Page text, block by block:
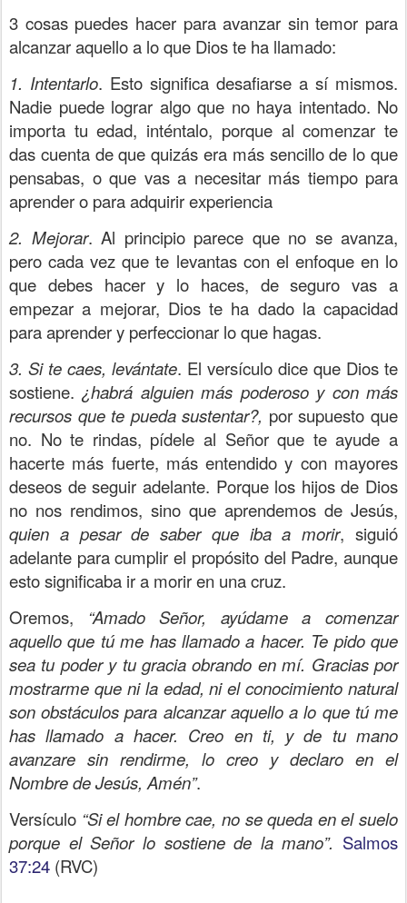
3 cosas puedes hacer para avanzar sin temor para
alcanzar aquello a lo que Dios te ha llamado:
1. Intentarlo. Esto significa desafiarse a sí mismos.
Nadie puede lograr algo que no haya intentado. No
importa tu edad, inténtalo, porque al comenzar te
das cuenta de que quizás era más sencillo de lo que
pensabas, o que vas a necesitar más tiempo para
aprender o para adquirir experiencia
2. Mejorar. Al principio parece que no se avanza,
pero cada vez que te levantas con el enfoque en lo
que debes hacer y lo haces, de seguro vas a
empezar a mejorar, Dios te ha dado la capacidad
para aprender y perfeccionar lo que hagas.
3. Si te caes, levántate. El versículo dice que Dios te
sostiene.¿habrá alguien más poderoso y con más
recursos que te pueda sustentar?, por supuesto que
no. No te rindas, pídele al Señor que te ayude a
hacerte más fuerte, más entendido y con mayores
deseos de seguir adelante. Porque los hijos de Dios
no nos rendimos, sino que aprendemos de Jesús,
quien a pesar de saber que iba a morir, siguió
adelante para cumplir el propósito del Padre, aunque
esto significaba ir a morir en una cruz.
Oremos, “Amado Señor, ayúdame a comenzar
aquello que tú me has llamado a hacer. Te pido que
sea tu poder y tu gracia obrando en mí. Gracias por
mostrarme que ni la edad, ni el conocimiento natural
son obstáculos para alcanzar aquello a lo que tú me
has llamado a hacer. Creo en ti, y de tu mano
avanzare sin rendirme, lo creo y declaro en el
Nombre de Jesús, Amén”.
Versículo “Si el hombre cae, no se queda en el suelo
porque el Señor lo sostiene de la mano”. Salmos
37:24 (RVC)